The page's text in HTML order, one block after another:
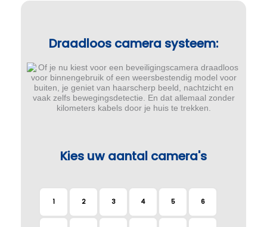
Draadloos camera systeem:
Kies uw aantal camera's
1 2 3 4 5 6